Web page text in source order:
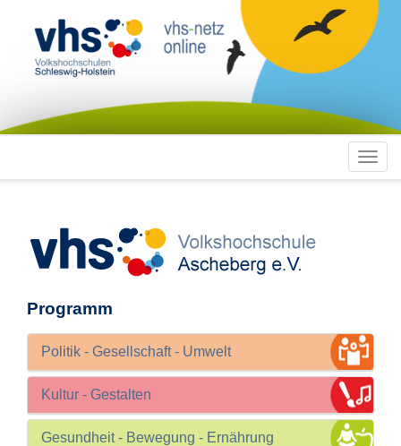
Programm
Politik - Gesellschaft - Umwelt
Kultur - Gestalten
Gesundheit - Bewegung - Ernährung